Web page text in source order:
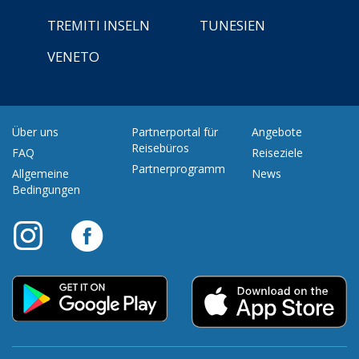
TREMITI INSELN
TUNESIEN
VENETO
Über uns
FAQ
Allgemeine
Bedingungen
Partnerportal für
Reisebüros
Partnerprogramm
Angebote
Reiseziele
News